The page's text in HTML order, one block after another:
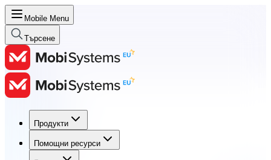
Mobile Menu
Търсене
Продукти
Помощни ресурси
Продукти
Помощни ресурси